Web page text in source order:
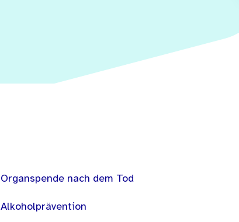
Organspende nach dem Tod
Alkoholprävention